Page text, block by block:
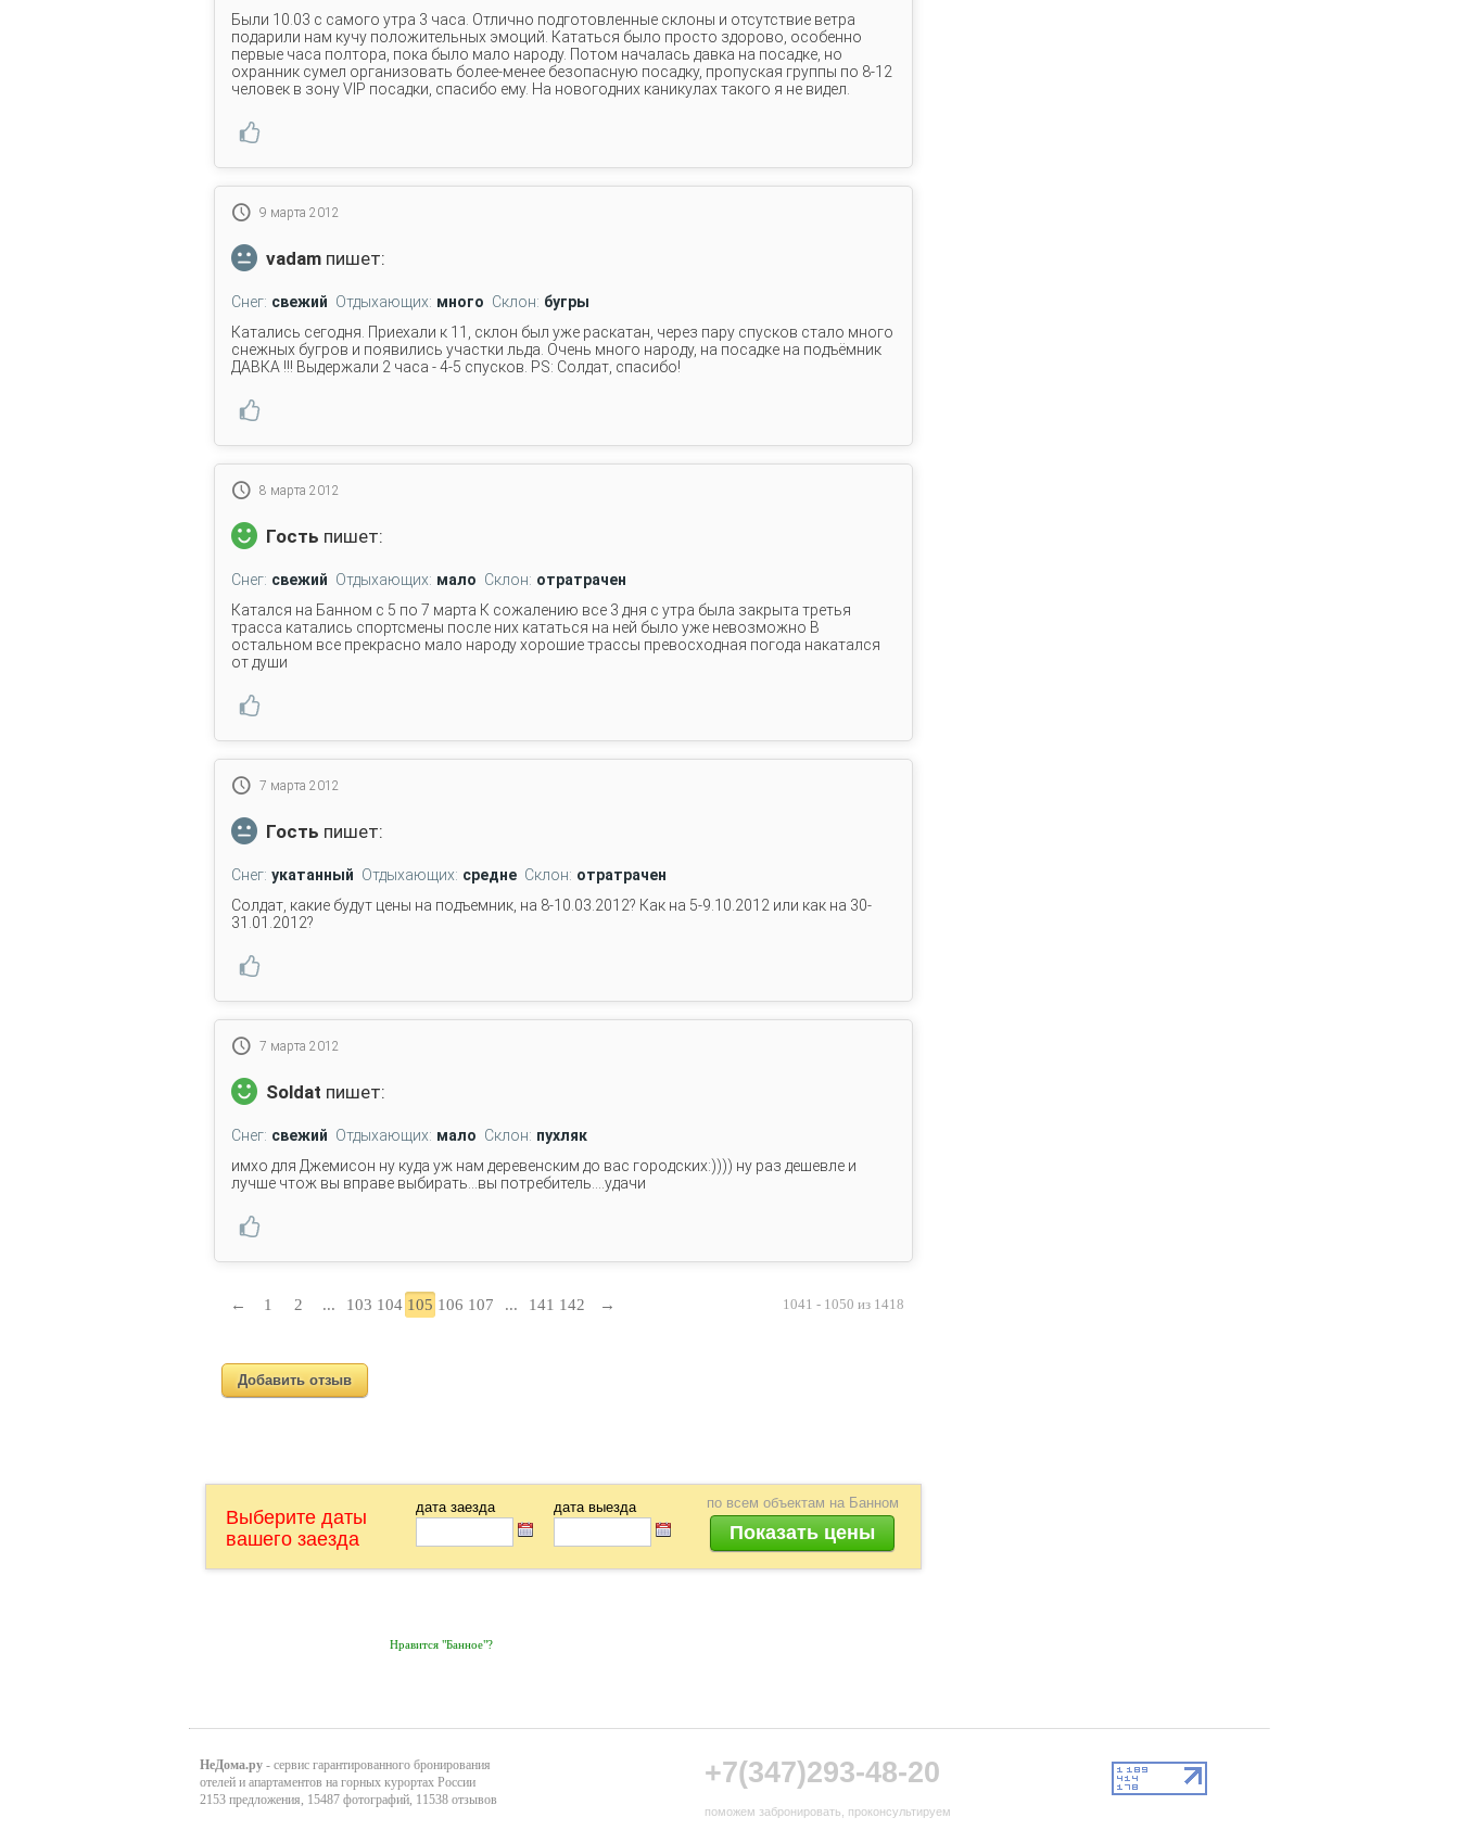
Были 10.03 с самого утра 3 часа. Отлично подготовленные склоны и отсутствие ветра
подарили нам кучу положительных эмоций. Кататься было просто здорово, особенно
первые часа полтора, пока было мало народу. Потом началась давка на посадке, но
охранник сумел организовать более-менее безопасную посадку, пропуская группы по 8-12
человек в зону VIP посадки, спасибо ему. На новогодних каникулах такого я не видел.
9 марта 2012
vadam пишет:
Снег: свежий Отдыхающих: много Склон: бугры
Катались сегодня. Приехали к 11, склон был уже раскатан, через пару спусков стало много
снежных бугров и появились участки льда. Очень много народу, на посадке на подъёмник
ДАВКА !!! Выдержали 2 часа - 4-5 спусков. PS: Солдат, спасибо!
8 марта 2012
Гость пишет:
Снег: свежий Отдыхающих: мало Склон: отратрачен
Катался на Банном с 5 по 7 марта К сожалению все 3 дня с утра была закрыта третья
трасса катались спортсмены после них кататься на ней было уже невозможно В
остальном все прекрасно мало народу хорошие трассы превосходная погода накатался
от души
7 марта 2012
Гость пишет:
Снег: укатанный Отдыхающих: средне Склон: отратрачен
Cолдат, какие будут цены на подъемник, на 8-10.03.2012? Как на 5-9.10.2012 или как на 30-
31.01.2012?
7 марта 2012
Soldat пишет:
Снег: свежий Отдыхающих: мало Склон: пухляк
имхо для Джемисон ну куда уж нам деревенским до вас городских:)))) ну раз дешевле и
лучше чтож вы вправе выбирать...вы потребитель....удачи
1041 - 1050 из 1418
← 1 2 ... 103 104 105 106 107 ... 141 142 →
Добавить отзыв
Выберите даты
вашего заезда
дата заезда дата выезда по всем объектам на Банном
Нравится "Банное"?
НеДома.ру - сервис гарантированного бронирования
отелей и апартаментов на горных курортах России
2153 предложения, 15487 фотографий, 11538 отзывов
+7(347)293-48-20
поможем забронировать, проконсультируем